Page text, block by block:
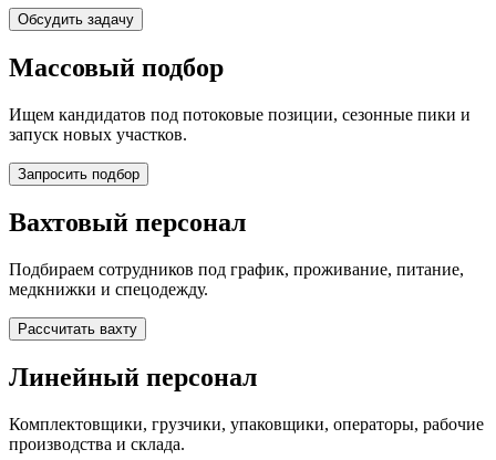
Обсудить задачу
Массовый подбор
Ищем кандидатов под потоковые позиции, сезонные пики и
запуск новых участков.
Запросить подбор
Вахтовый персонал
Подбираем сотрудников под график, проживание, питание,
медкнижки и спецодежду.
Рассчитать вахту
Линейный персонал
Комплектовщики, грузчики, упаковщики, операторы, рабочие
производства и склада.